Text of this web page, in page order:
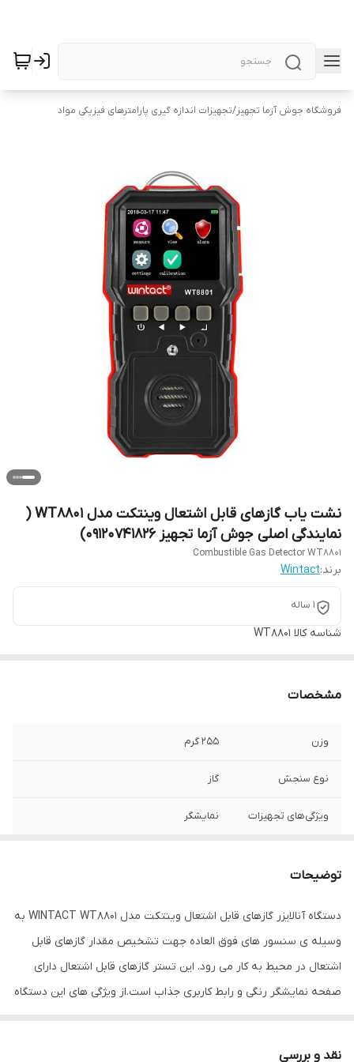
فروشگاه جوش آزما تجهیز/تجهیزات اندازه گیری پارامترهای فیزیکی مواد
نشت یاب گازهای قابل اشتعال وینتکت مدل WT8801 (
نمایندگی اصلی جوش آزما تجهیز 09120741826)
Combustible Gas Detector WT8801
برند:Wintact
1 ساله
شناسه کالا WT8801
مشخصات
وزن 255 گرم
نوع سنجش گاز
ویژگی‌های تجهیزات نمایشگر
(120,000 داده)
ابعاد 7x5x16 سانتی‌متر
توضیحات
دستگاه آنالایزر گازهای قابل اشتعال وینتکت مدل WINTACT WT8801 به
وسیله ی سنسور های فوق العاده جهت تشخیص مقدار گازهای قابل
اشتعال در محیط به کار می رود. این تستر گازهای قابل اشتعال دارای
صفحه نمایشگر رنگی و رابط کاربری جذاب است.از ویژگی های این دستگاه
نقد و بررسی